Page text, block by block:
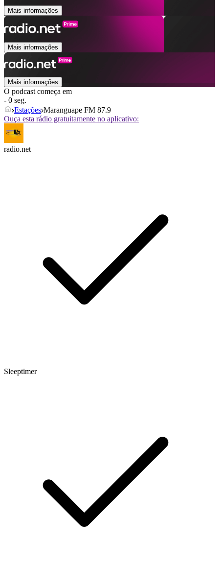
Mais informações
Mais informações
Mais informações
O podcast começa em
- 0 seg.
Estações Maranguape FM 87.9
Ouça esta rádio gratuitamente no aplicativo:
radio.net
Sleeptimer